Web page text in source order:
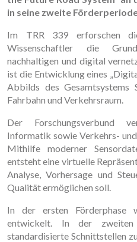
in seine zweite
Im TRR 339 erforschen
Wissenschaftler die
nachhaltigen und digital
ist die Entwicklung eines
Abbilds des Gesamtsystems
Fahrbahn und Verkehrsraum.
Der Forschungsverbund
Informatik sowie Verkehrs-
Mithilfe moderner
entsteht eine virtuelle
Analyse, Vorhersage und
Qualität ermöglichen soll.
In der ersten Förderphase
entwickelt. In der
standardisierte Schnittstellen